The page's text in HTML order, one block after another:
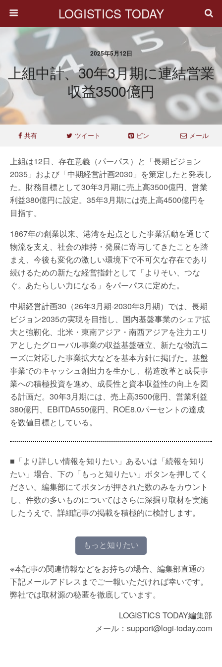
LOGISTICS TODAY
2025年5月12日
上組中計、30年3月期に連結営業
収益3500億円
共有 ツイート ピン メール
上組は12日、存在意義（パーパス）と「長期ビジョン
2035」および「中期経営計画2030」を策定したと発表し
た。財務目標として30年3月期に売上高3500億円、営業
利益380億円に設定。35年3月期には売上高4500億円を
目指す。
1867年の創業以来、港湾を起点とした事業活動を通じて
物流を支え、社会の維持・発展に寄与してきたことを踏
まえ、今後も変化の激しい環境下で不可欠な存在であり
続けるための新たな経営指針として「よりそい、つな
ぐ。あたらしい力になる」をパーパスに定めた。
中期経営計画30（26年3月期-2030年3月期）では、長期
ビジョン2035の実現を目指し、国内基盤事業のシェア拡
大と強靭化、北米・東南アジア・南西アジアを注力エリ
アとしたグローバル事業の収益基盤確立、新たな物流ニ
ーズに対応した事業拡大などを基本方針に掲げた。基盤
事業でのキャッシュ創出力を生かし、構造改革と成長事
業への積極投資を進め、成長性と資本収益性の向上を図
る計画だ。30年3月期には、売上高3500億円、営業利益
380億円、EBITDA550億円、ROE8.0パーセントの達成
を数値目標としている。
■「より詳しい情報を知りたい」あるいは「続報を知り
たい」場合、下の「もっと知りたい」ボタンを押してく
ださい。編集部にてボタンが押された数のみをカウント
し、件数の多いものについてはさらに深掘り取材を実施
したうえで、詳細記事の掲載を積極的に検討します。
もっと知りたい
※本記事の関連情報などをお持ちの場合、編集部直通の
下記メールアドレスまでご一報いただければ幸いです。
弊社では取材源の秘匿を徹底しています。
LOGISTICS TODAY編集部
メール：support@logi-today.com